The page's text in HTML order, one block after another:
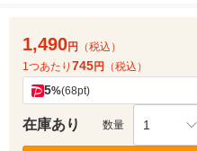
1,490円
（税込）
1つあたり 745円 （税込）
5%(68pt)
在庫あり 数量 1